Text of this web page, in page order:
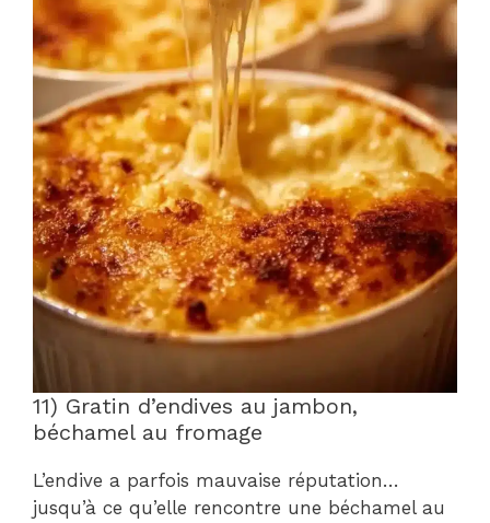
11) Gratin d’endives au jambon,
béchamel au fromage
L’endive a parfois mauvaise réputation…
jusqu’à ce qu’elle rencontre une béchamel au